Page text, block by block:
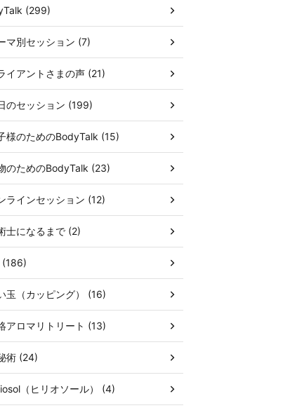
(299)
マ別セッション (7)
イアントさまの声 (21)
のセッション (199)
様のためのBodyTalk (15)
のためのBodyTalk (23)
ラインセッション (12)
士になるまで (2)
(186)
玉（カッピング） (16)
アロマリトリート (13)
術 (24)
（ヒリオソール） (4)